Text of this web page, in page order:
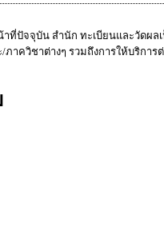
ที่ปัจจุบัน สำนัก ทะเบียนและวัดผล
าควิชาต่างๆ รวมถึงการให้บริการ